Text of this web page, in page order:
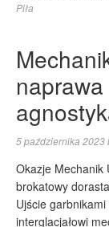
Piła
5 października 2023
Okazje Mechanik
brokatowy
Ujście garbnikami
interglacjałowi